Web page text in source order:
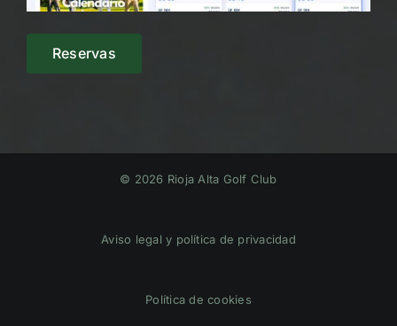
Reservas
© 2026 Rioja Alta Golf Club
Aviso legal y política de privacidad
Política de cookies